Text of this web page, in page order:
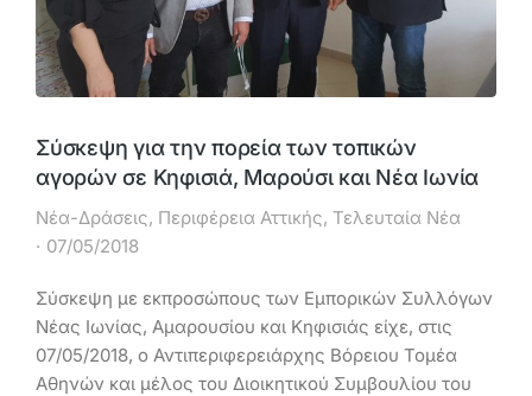
Σύσκεψη για την πορεία των τοπικών
αγορών σε Κηφισιά, Μαρούσι και Νέα Ιωνία
Νέα-Δράσεις, Περιφέρεια Αττικής, Τελευταία Νέα
07/05/2018
Σύσκεψη με εκπροσώπους των Εμπορικών Συλλόγων
Νέας Ιωνίας, Αμαρουσίου και Κηφισιάς είχε, στις
07/05/2018, ο Αντιπεριφερειάρχης Βόρειου Τομέα
Αθηνών και μέλος του Διοικητικού Συμβουλίου του